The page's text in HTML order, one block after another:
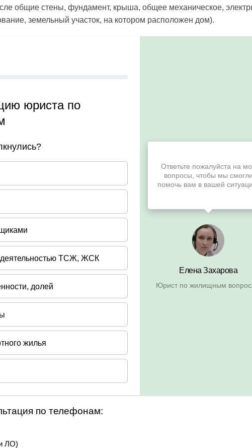
общие стены, фундамент, крыша, общее механическое,
земельный участок, на котором расположен дом).
по телефонам:
ЛО)